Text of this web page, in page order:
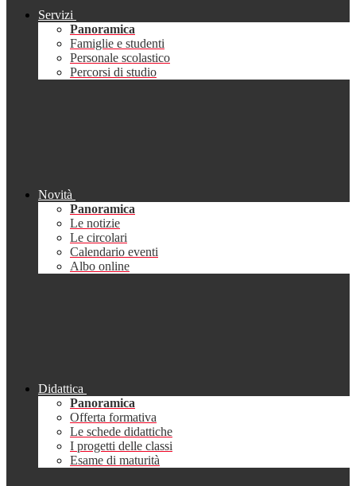
Servizi
Panoramica
Famiglie e studenti
Personale scolastico
Percorsi di studio
Novità
Panoramica
Le notizie
Le circolari
Calendario eventi
Albo online
Didattica
Panoramica
Offerta formativa
Le schede didattiche
I progetti delle classi
Esame di maturità